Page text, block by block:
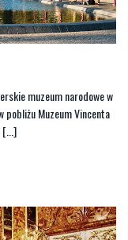
muzeum narodowe w
pobliżu Muzeum Vincenta
[...]